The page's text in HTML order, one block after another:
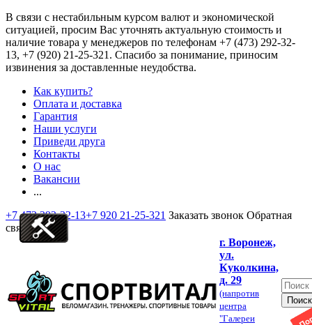
В связи с нестабильным курсом валют и экономической
ситуацией, просим Вас уточнять актуальную стоимость и
наличие товара у менеджеров по телефонам +7 (473) 292-32-
13, +7 (920) 21-25-321 . Спасибо за понимание, приносим
извинения за доставленные неудобства.
Как купить?
Оплата и доставка
Гарантия
Наши услуги
Приведи друга
Контакты
О нас
Вакансии
...
+7 473 292-32-13+7 920 21-25-321 Заказать звонок Обратная
связь
г. Воронеж,
ул.
Куколкина,
д. 29
(напротив
центра
"Галереи